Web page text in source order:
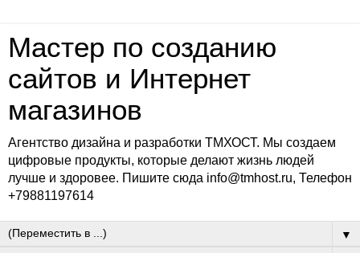
Мастер по созданию
сайтов и Интернет
магазинов
Агентство дизайна и разработки ТМХОСТ. Мы создаем
цифровые продукты, которые делают жизнь людей
лучше и здоровее. Пишите сюда info@tmhost.ru, Телефон
+79881197614
▼